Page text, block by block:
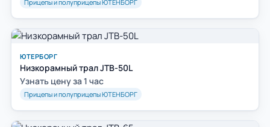
Прицепы и полуприцепы ЮТЕНБОРГ
ЮТЕРБОРГ
Низкорамный трал JTB-50L
Узнать цену за 1 час
Прицепы и полуприцепы ЮТЕНБОРГ